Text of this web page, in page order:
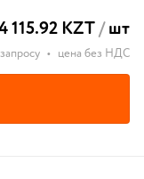
115.92 KZT/шт
• цена без НДС